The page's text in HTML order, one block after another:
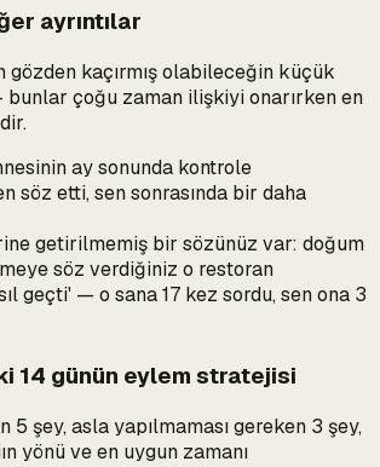
ayrıntılar
gözden kaçırmış olabileceğin küçük
çoğu zaman ilişkiyi onarırken en
ay sonunda kontrole
söz etti, sen sonrasında bir daha
getirilmemiş bir sözünüz var: doğum
söz verdiğiniz o restoran
geçti' — o sana 17 kez sordu, sen ona 3
14 günün eylem stratejisi
5 şey, asla yapılmaması gereken 3 şey,
yönü ve en uygun zamanı